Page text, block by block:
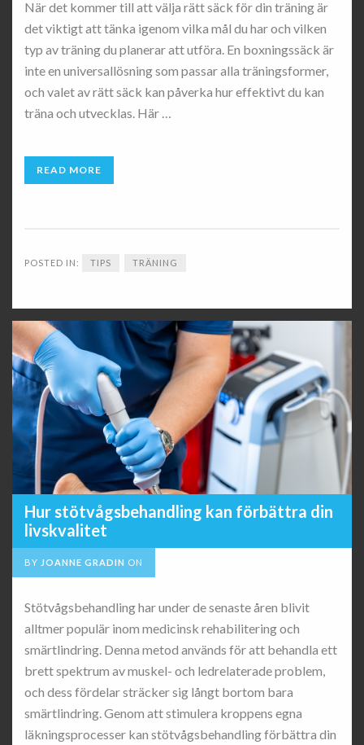
När det kommer till att välja rätt säck för din träning är
det viktigt att tänka igenom vilka mål du har och vilken
typ av träning du planerar att utföra. En boxningssäck är
inte en universallösning som passar alla träningsformer,
och valet av rätt säck kan påverka hur effektivt du kan
träna och utvecklas. Här …
READ MORE
POSTED IN: TIPS TRÄNING
Hur stötvågsbehandling kan förbättra din
livskvalitet
BY JOANNE GRADIN ON
Stötvågsbehandling har under de senaste åren blivit
alltmer populär inom medicinsk rehabilitering och
smärtlindring. Denna metod används för att behandla ett
brett spektrum av muskel- och ledrelaterade problem,
och dess fördelar sträcker sig långt bortom bara
smärtlindring. Genom att stimulera kroppens egna
läkningsprocesser kan stötvågsbehandling förbättra din